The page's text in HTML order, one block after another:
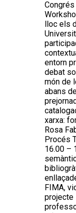
lloc els
entorn
debat
món de
abans
xarxa:
Rosa
Procés
16.00 –
FIMA,
projecte